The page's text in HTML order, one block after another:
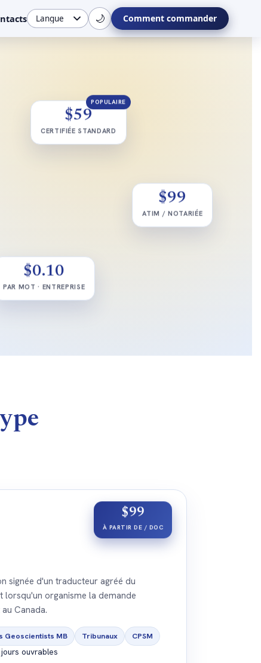
🌙 Comment commander
POPULAIRE
$59
CERTIFIÉE STANDARD
$99
ATIM / NOTARIÉE
$0.10
PAR MOT · ENTREPRISE
$99
À PARTIR DE / DOC
signée d'un traducteur agréé du
lorsqu'un organisme la demande
Canada.
Geoscientists MB Tribunaux CPSM
ouvrables